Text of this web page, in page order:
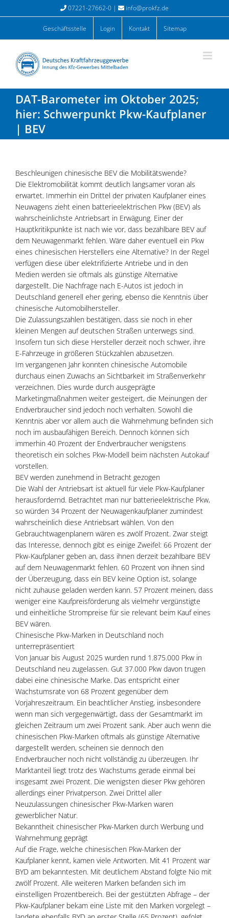
Inhalt
07221-27662-0 | info@prokfz.de
Geschäftsstelle Login Kontakt Sitemap
DAT-Barometer im Oktober 2025;
hier: Schwerpunkt Pkw-Kaufplaner
| BEV
Beschleunigen chinesische BEV die Mobilitätswende?
Die Elektromobilität kommt deutlich langsamer voran als
erwartet. Immerhin ein Drittel der privaten Kaufplaner eines
Neuwagens zieht einen batterieelektrischen Pkw (BEV) als
wahrscheinlichste Antriebsart in Erwägung. Einer der
Hauptkritikpunkte ist nach wie vor, dass bezahlbare BEV auf
dem Neuwagenmarkt fehlen. Wäre daher eventuell ein Pkw
eines chinesischen Herstellers eine Alternative? In der Regel
verfügen diese über elektrifizierte Antriebe und in den
Medien werden sie oftmals als günstige Alternative
dargestellt. Die Nachfrage nach E-Autos ist jedoch in
Deutschland generell eher gering, ebenso die Kenntnis über
chinesische Automobilhersteller.
Die Zulassungszahlen bestätigen, dass sie noch in eher
kleinen Mengen auf deutschen Straßen unterwegs sind.
Insofern tun sich diese Hersteller derzeit noch schwer, ihre
E-Fahrzeuge in größeren Stückzahlen abzusetzen.
Im vergangenen Jahr konnten chinesische Automobile
durchaus einen Zuwachs an Sichtbarkeit im Straßenverkehr
verzeichnen. Dies wurde durch ausgeprägte
Marketingmaßnahmen weiter gesteigert, die Meinungen der
Endverbraucher sind jedoch noch verhalten. Sowohl die
Kenntnis aber vor allem auch die Wahrnehmung befinden sich
noch im ausbaufähigen Bereich. Dennoch können sich
immerhin 40 Prozent der Endverbraucher wenigstens
theoretisch ein solches Pkw-Modell beim nächsten Autokauf
vorstellen.
BEV werden zunehmend in Betracht gezogen
Die Wahl der Antriebsart ist aktuell für viele Pkw-Kaufplaner
herausfordernd. Betrachtet man nur batterieelektrische Pkw,
so würden 34 Prozent der Neuwagenkaufplaner zumindest
wahrscheinlich diese Antriebsart wählen. Von den
Gebrauchtwagenplanern wären es zwölf Prozent. Zwar steigt
das Interesse, dennoch gibt es einige Zweifel: 66 Prozent der
Pkw-Kaufplaner geben an, dass ihnen derzeit bezahlbare BEV
auf dem Neuwagenmarkt fehlen. 60 Prozent von ihnen sind
der Überzeugung, dass ein BEV keine Option ist, solange
nicht zuhause geladen werden kann. 57 Prozent meinen, dass
weniger eine Kaufpreisförderung als vielmehr vergünstigte
und einheitliche Strompreise für sie relevant beim Kauf eines
BEV wären.
Chinesische Pkw-Marken in Deutschland noch
unterrepräsentiert
Von Januar bis August 2025 wurden rund 1.875.000 Pkw in
Deutschland neu zugelassen. Gut 37.000 Pkw davon trugen
dabei eine chinesische Marke. Das entspricht einer
Wachstumsrate von 68 Prozent gegenüber dem
Vorjahreszeitraum. Ein beachtlicher Anstieg, insbesondere
wenn man sich vergegenwärtigt, dass der Gesamtmarkt im
gleichen Zeitraum um zwei Prozent sank. Aber auch wenn die
chinesischen Pkw-Marken oftmals als günstige Alternative
dargestellt werden, scheinen sie dennoch den
Endverbraucher noch nicht vollständig zu überzeugen. Ihr
Marktanteil liegt trotz des Wachstums gerade einmal bei
insgesamt zwei Prozent. Die wenigsten dieser Pkw gehören
allerdings einer Privatperson. Zwei Drittel aller
Neuzulassungen chinesischer Pkw-Marken waren
gewerblicher Natur.
Bekanntheit chinesischer Pkw-Marken durch Werbung und
Wahrnehmung geprägt
Auf die Frage, welche chinesischen Pkw-Marken der
Kaufplaner kennt, kamen viele Antworten. Mit 41 Prozent war
BYD am bekanntesten. Mit deutlichem Abstand folgte Nio mit
zwölf Prozent. Alle weiteren Marken befanden sich im
einstelligen Prozentbereich. Bei der gestützten Abfrage – der
Pkw-Kaufplaner bekam eine Liste mit den Marken vorgelegt –